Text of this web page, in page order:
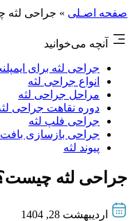
صفحه اصـلی » جراحی لثه
آنچه می‌خوانید
جراحی لثه برای
انواع جراحی لثه
مراحل جراحی لثه
دوره نقاهت جراحی
جراحی فلپ لثه
جراحی بازسازی بافت
پیوند لثه
جراحی لثه
اردیبهشت 28, 1404